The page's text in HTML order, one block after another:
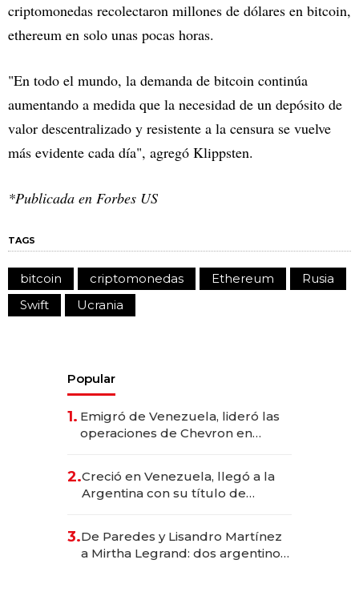
criptomonedas recolectaron millones de dólares en bitcoin,
ethereum en solo unas pocas horas.
"En todo el mundo, la demanda de bitcoin continúa
aumentando a medida que la necesidad de un depósito de
valor descentralizado y resistente a la censura se vuelve
más evidente cada día", agregó Klippsten.
*Publicada en Forbes US
TAGS
bitcoin criptomonedas Ethereum
Rusia
Swift
Ucrania
Popular
1. Emigró de Venezuela, lideró las
operaciones de Chevron en
2.Creció en Venezuela, llegó a la
Argentina con su título de
las marcas "fast premium"
3.De Paredes y Lisandro Martínez
a Mirtha Legrand: dos argentinos